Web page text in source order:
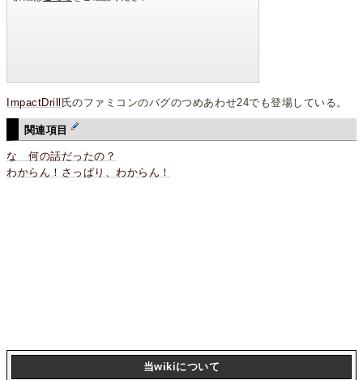
ImpactDrill 氏のファミコンのバグのつめあわせ24でも登場している。
関連項目
な 何の話だったの？
わからん！さっぱり、わからん！
当wikiについて